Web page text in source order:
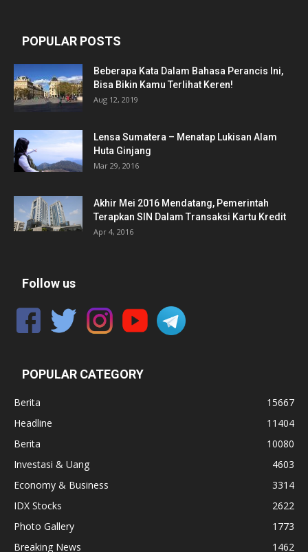
POPULAR POSTS
Beberapa Kata Dalam Bahasa Perancis Ini,
Bisa Bikin Kamu Terlihat Keren!
Aug 12, 2019
Lensa Sumatera – Menatap Lukisan Alam
Huta Ginjang
Mar 29, 2016
Akhir Mei 2016 Mendatang, Pemerintah
Terapkan SIN Dalam Transaksi Kartu Kredit
Apr 4, 2016
Follow us
POPULAR CATEGORY
Berita
15667
Headline
11404
Berita
10080
Investasi & Uang
4603
Economy & Business
3314
IDX Stocks
2622
Photo Gallery
1773
Breaking News
1462